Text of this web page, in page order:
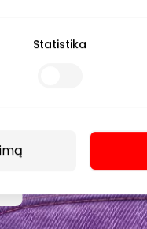
Statistika
taksi: M6, M8
saugiai prirakinti